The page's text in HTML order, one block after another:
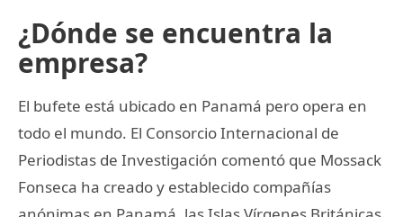
¿Dónde se encuentra la
empresa?
El bufete está ubicado en Panamá pero opera en
todo el mundo. El Consorcio Internacional de
Periodistas de Investigación comentó que Mossack
Fonseca ha creado y establecido compañías